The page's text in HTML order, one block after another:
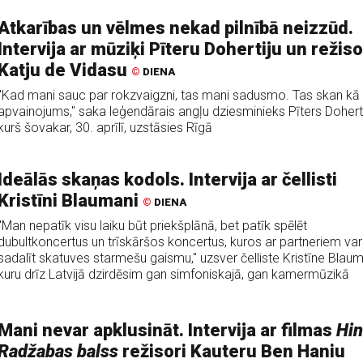
un vēlmes nekad pilnībā neizzūd.
ar mūziķi Pīteru Dohertiju un
de Vidasu © DIENA
mani sauc par rokzvaigzni, tas mani sadusmo. Tas skan kā
saka leģendārais angļu dziesminieks Pīters
šovakar, 30. aprīlī, uzstāsies Rīgā
skaņas kodols. Intervija ar čellisti
Blaumani © DIENA
nepatīk visu laiku būt priekšplānā, bet patīk spēlēt
un trīskāršos koncertus, kuros ar partneriem
skatuves starmešu gaismu," uzsver čelliste Kristīne
drīz Latvijā dzirdēsim gan simfoniskajā, gan kamermūzikā
nevar apklusināt. Intervija ar filmas
balssrežisori Kauteru Ben Haniu